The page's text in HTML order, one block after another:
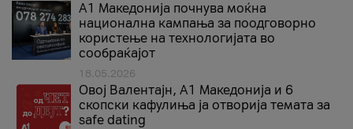
A1 Македонија почнува моќна
национална кампања за поодговорно
користење на технологијата во
сообраќајот
18.05.2026
Овој Валентајн, A1 Македонија и 6
скопски кафулиња ја отворија темата за
safe dating